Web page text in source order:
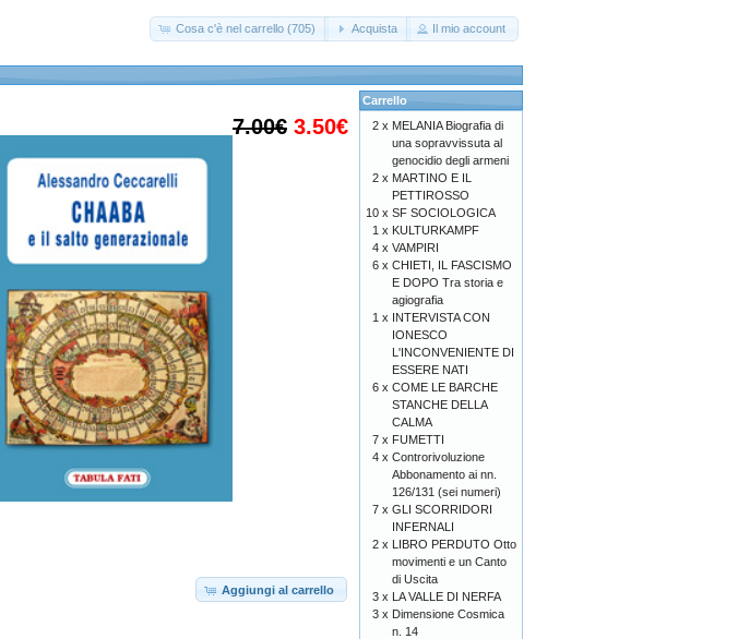
Cosa c'è nel carrello (705) Acquista Il mio account
7.00€ 3.50€
Aggiungi al carrello
Carrello
2 x MELANIA Biografia di
una sopravvissuta al
genocidio degli armeni
2 x MARTINO E IL
PETTIROSSO
10 x SF SOCIOLOGICA
1 x KULTURKAMPF
4 x VAMPIRI
6 x CHIETI, IL FASCISMO
E DOPO Tra storia e
agiografia
1 x INTERVISTA CON
IONESCO
L'INCONVENIENTE DI
ESSERE NATI
6 x COME LE BARCHE
STANCHE DELLA
CALMA
7 x FUMETTI
4 x Controrivoluzione
Abbonamento ai nn.
126/131 (sei numeri)
7 x GLI SCORRIDORI
INFERNALI
2 x LIBRO PERDUTO Otto
movimenti e un Canto
di Uscita
3 x LA VALLE DI NERFA
3 x Dimensione Cosmica
n. 14